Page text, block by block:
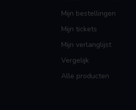
Mijn bestellingen
Mijn tickets
Mijn verlanglijst
Vergelijk
Alle producten